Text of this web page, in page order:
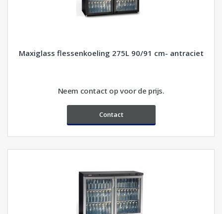
Maxiglass flessenkoeling 275L 90/91 cm- antraciet
Neem contact op voor de prijs.
Contact